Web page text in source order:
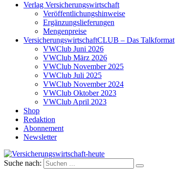
Verlag Versicherungswirtschaft
Veröffentlichungshinweise
Ergänzungslieferungen
Mengenpreise
VersicherungswirtschaftCLUB – Das Talkformat
VWClub Juni 2026
VWClub März 2026
VWClub November 2025
VWClub Juli 2025
VWClub November 2024
VWClub Oktober 2023
VWClub April 2023
Shop
Redaktion
Abonnement
Newsletter
Versicherungswirtschaft-heute
Suche nach: